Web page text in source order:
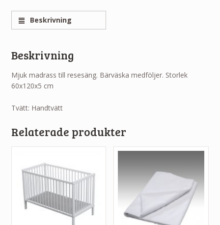
Beskrivning
Beskrivning
Mjuk madrass till resesäng. Bärväska medföljer. Storlek
60x120x5 cm
Tvätt: Handtvätt
Relaterade produkter